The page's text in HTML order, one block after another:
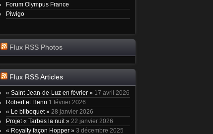
Forum Olympus France
Piwigo
Flux RSS Photos
Flux RSS Articles
« Saint-Jean-de-Luz en février » 17 avril 2026
Robert et Henri 1 février 2026
« Le bilboquet » 28 janvier 2026
Projet « Tarbes la nuit » 22 janvier 2026
« Royalty façon Hopper » 3 décembre 2025